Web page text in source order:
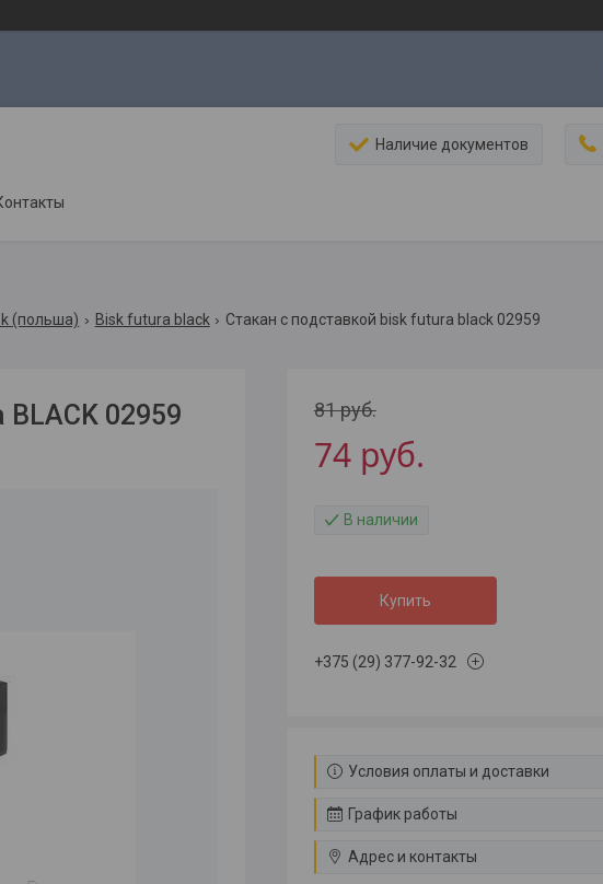
Наличие документов
(польша) Bisk futura black Стакан с подставкой bisk futura black 02959
02959 81руб.
74 руб.
В наличии
Купить
+375 (29) 377-92-32
Условия оплаты и доставки
График работы
Адрес и контакты